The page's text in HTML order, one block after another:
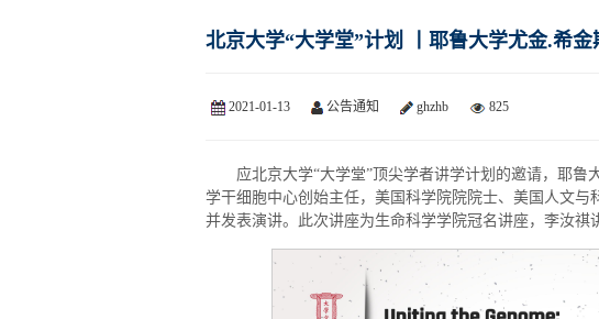
北京大学“大学堂”计划 丨耶鲁大学尤金.希
2021-01-13 公告通知 ghzhb 825
应北京大学“大学堂”顶尖学者讲学计划的邀请，耶
学干细胞中心创始主任，美国科学院院院士、美国人文与
并发表演讲。此次讲座为生命科学学院冠名讲座，李汝祺